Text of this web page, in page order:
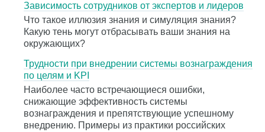
Зависимость сотрудников от экспертов и лидеров
Что такое иллюзия знания и симуляция знания?
Какую тень могут отбрасывать ваши знания на
окружающих?
Трудности при внедрении системы вознаграждения
по целям и KPI
Наиболее часто встречающиеся ошибки,
снижающие эффективность системы
вознаграждения и препятствующие успешному
внедрению. Примеры из практики российских